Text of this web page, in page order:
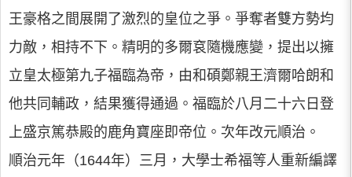
王豪格之間展開了激烈的皇位之爭。爭奪者雙方勢均
力敵，相持不下。精明的多爾袞隨機應變，提出以擁
立皇太極第九子福臨為帝，由和碩鄭親王濟爾哈朗和
他共同輔政，結果獲得通過。福臨於八月二十六日登
上盛京篤恭殿的鹿角寶座即帝位。次年改元順治。
順治元年（1644年）三月，大學士希福等人重新編譯